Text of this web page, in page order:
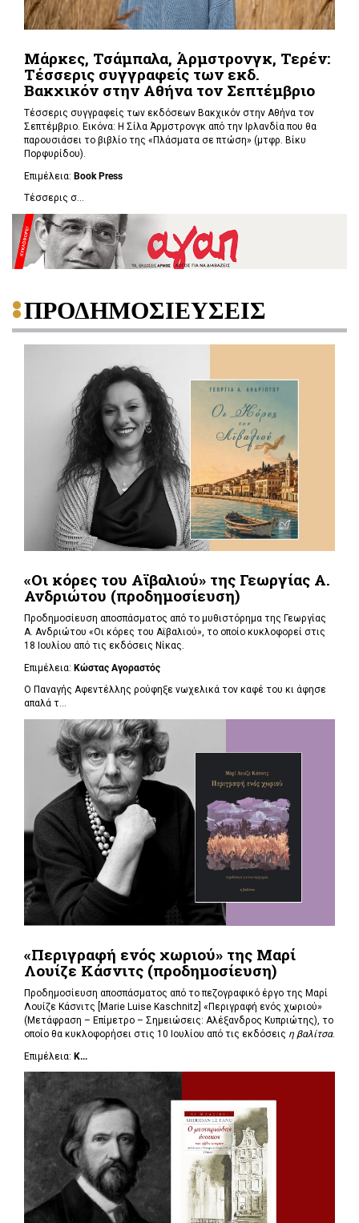
Μάρκες, Τσάμπαλα, Άρμστρονγκ, Τερέν:
Τέσσερις συγγραφείς των εκδ.
Βακχικόν στην Αθήνα τον Σεπτέμβριο
Τέσσερις συγγραφείς των εκδόσεων Βακχικόν στην Αθήνα τον
Σεπτέμβριο. Εικόνα: Η Σίλα Άρμστρονγκ από την Ιρλανδία που θα
παρουσιάσει το βιβλίο της «Πλάσματα σε πτώση» (μτφρ. Βίκυ
Πορφυρίδου).
Επιμέλεια: Book Press
Τέσσερις σ...
ΠΡΟΔΗΜΟΣΙΕΥΣΕΙΣ
«Οι κόρες του Αϊβαλιού» της Γεωργίας Α.
Ανδριώτου (προδημοσίευση)
Προδημοσίευση αποσπάσματος από το μυθιστόρημα της Γεωργίας
Α. Ανδριώτου «Οι κόρες του Αϊβαλιού», το οποίο κυκλοφορεί στις
18 Ιουλίου από τις εκδόσεις Νίκας.
Επιμέλεια: Κώστας Αγοραστός
Ο Παναγής Αφεντέλλης ρούφηξε νωχελικά τον καφέ του κι άφησε
απαλά τ...
«Περιγραφή ενός χωριού» της Μαρί
Λουίζε Κάσνιτς (προδημοσίευση)
Προδημοσίευση αποσπάσματος από το πεζογραφικό έργο της Μαρί
Λουίζε Κάσνιτς [Marie Luise Kaschnitz] «Περιγραφή ενός χωριού»
(Μετάφραση – Επίμετρο – Σημειώσεις: Αλέξανδρος Κυπριώτης), το
οποίο θα κυκλοφορήσει στις 10 Ιουλίου από τις εκδόσεις η βαλίτσα.
Επιμέλεια: Κ...